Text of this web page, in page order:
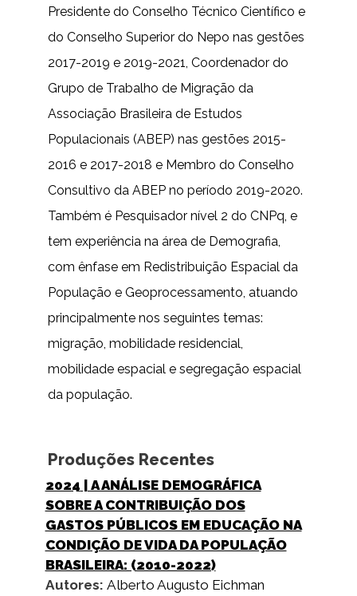
Presidente do Conselho Técnico Científico e
do Conselho Superior do Nepo nas gestões
2017-2019 e 2019-2021, Coordenador do
Grupo de Trabalho de Migração da
Associação Brasileira de Estudos
Populacionais (ABEP) nas gestões 2015-
2016 e 2017-2018 e Membro do Conselho
Consultivo da ABEP no período 2019-2020.
Também é Pesquisador nível 2 do CNPq, e
tem experiência na área de Demografia,
com ênfase em Redistribuição Espacial da
População e Geoprocessamento, atuando
principalmente nos seguintes temas:
migração, mobilidade residencial,
mobilidade espacial e segregação espacial
da população.
Produções Recentes
2024 | A ANÁLISE DEMOGRÁFICA
SOBRE A CONTRIBUIÇÃO DOS
GASTOS PÚBLICOS EM EDUCAÇÃO NA
CONDIÇÃO DE VIDA DA POPULAÇÃO
BRASILEIRA: (2010-2022)
Autores: Alberto Augusto Eichman